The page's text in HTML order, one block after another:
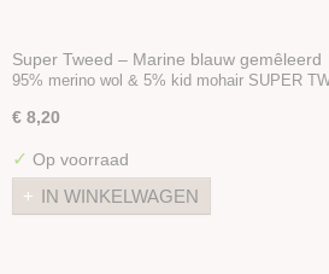
Super Tweed – Marine blauw gemêleerd
95% merino wol & 5% kid mohair SUPER
€ 8,20
✓ Op voorraad
IN WINKELWAGEN